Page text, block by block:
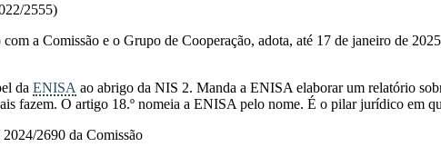
2555)
com a Comissão e o Grupo de Cooperação, adota, até 17 de janeiro de
da ENISA ao abrigo da NIS 2. Manda a ENISA elaborar um relatório
fazem. O artigo 18.º nomeia a ENISA pelo nome. É o pilar jurídico em
2690 da Comissão